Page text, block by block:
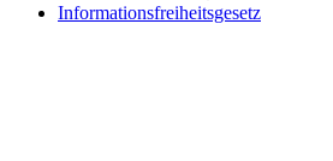
Informationsfreiheitsgesetz